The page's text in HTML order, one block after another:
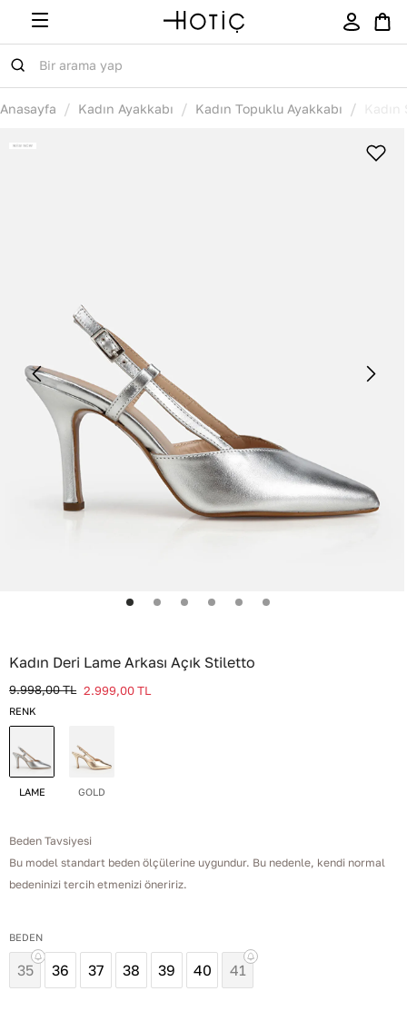
Anasayfa / Kadın Ayakkabı / Kadın Topuklu Ayakkabı /
Kadın Deri Lame Arkası Açık Stiletto
9.998,00TL 2.999,00TL
RENK
LAME GOLD
Beden Tavsiyesi
Bu model standart beden ölçülerine uygundur. Bu nedenle, kendi normal
bedeninizi tercih etmenizi öneririz.
BEDEN
35 36 37 38 39 40 41